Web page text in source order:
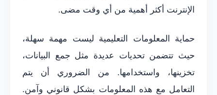
الإنترنت أكثر أهمية من أي وقت مضى.
حماية المعلومات التعليمية ليست مهمة سهلة،
حيث تتضمن تحديات عديدة مثل جمع البيانات،
تخزينها، واستخدامها. من الضروري أن يتم
التعامل مع هذه المعلومات بشكل قانوني وآمن.